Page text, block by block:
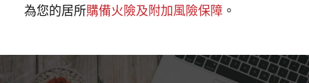
為您的居所購備火險及附加風險保障 。